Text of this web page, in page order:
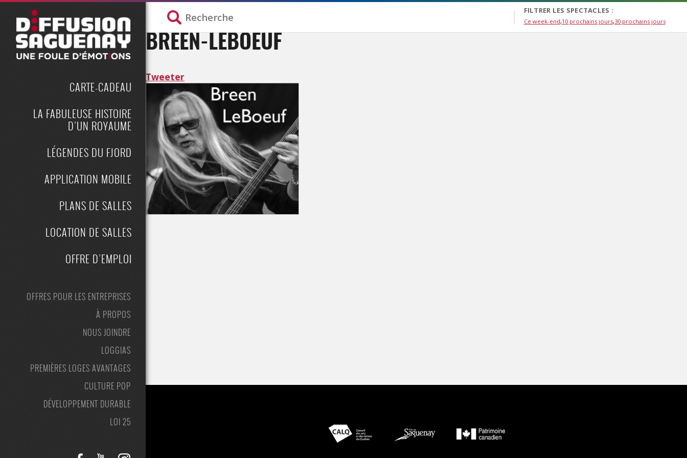
CARTE-CADEAU
LA FABULEUSE HISTOIRE
D’UN ROYAUME
LÉGENDES DU FJORD
APPLICATION MOBILE
PLANS DE SALLES
LOCATION DE SALLES
OFFRE D’EMPLOI
OFFRES POUR LES ENTREPRISES
À PROPOS
NOUS JOINDRE
LOGGIAS
PREMIÈRES LOGES AVANTAGES
CULTURE POP
DÉVELOPPEMENT DURABLE
LOI 25
FILTRER LES SPECTACLES :
Ce week-end 10 prochains jours 30 prochains jours
BREEN-LEBOEUF
Tweeter